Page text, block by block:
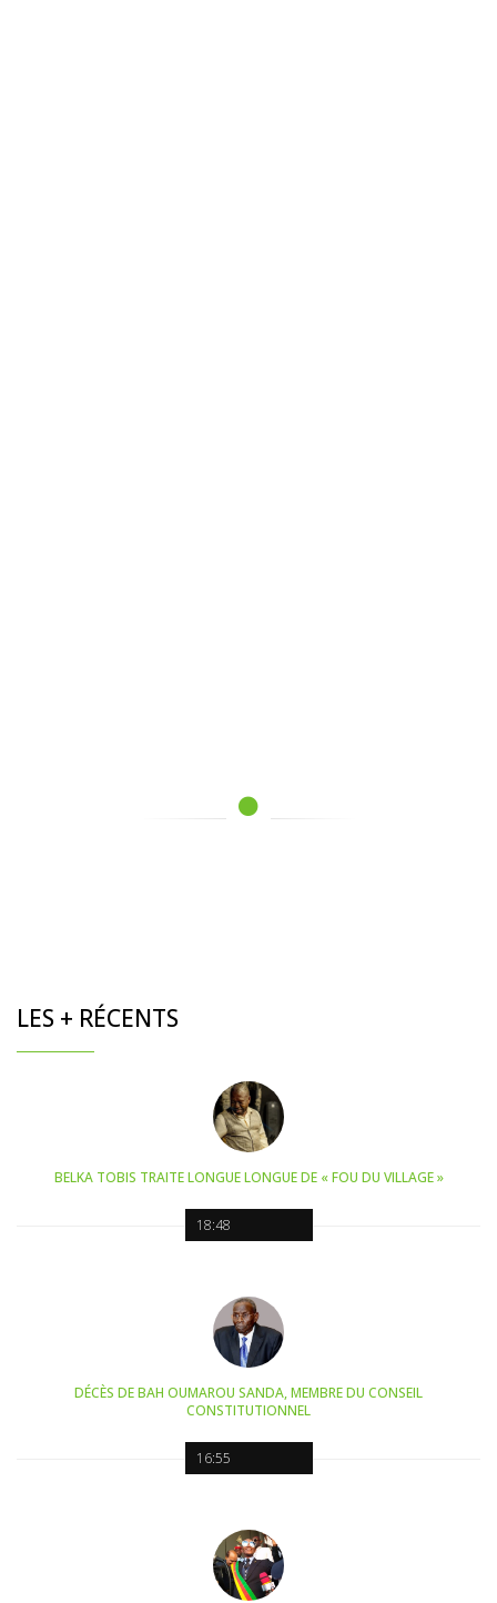
LES + RÉCENTS
18:48
BELKA TOBIS TRAITE LONGUE LONGUE DE « FOU DU VILLAGE »
16:55
DÉCÈS DE BAH OUMAROU SANDA, MEMBRE DU CONSEIL
CONSTITUTIONNEL